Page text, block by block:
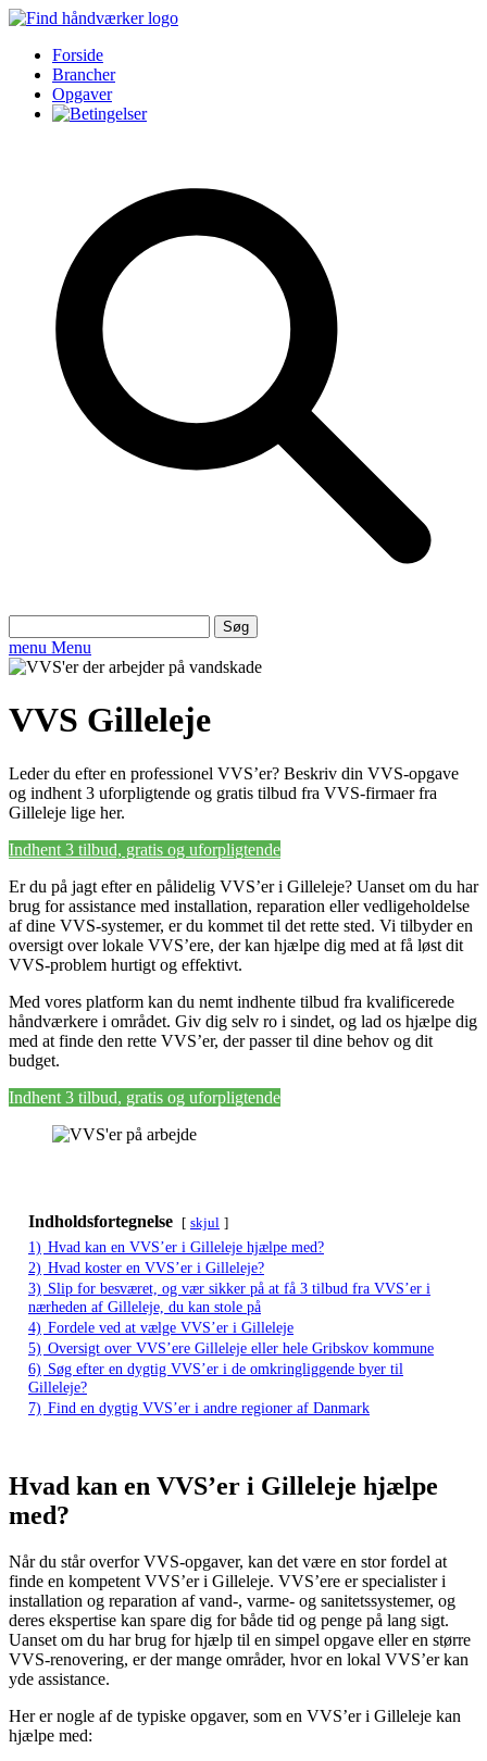
Forside
Brancher
Opgaver
efter:
menu Menu
VVS Gilleleje
Leder du efter en professionel VVS’er? Beskriv din VVS-opgave
og indhent 3 uforpligtende og gratis tilbud fra VVS-firmaer fra
Gilleleje lige her.
Indhent 3 tilbud, gratis og uforpligtende
Er du på jagt efter en pålidelig VVS’er i Gilleleje? Uanset om du har
brug for assistance med installation, reparation eller vedligeholdelse
af dine VVS-systemer, er du kommet til det rette sted. Vi tilbyder en
oversigt over lokale VVS’ere, der kan hjælpe dig med at få løst dit
VVS-problem hurtigt og effektivt.
Med vores platform kan du nemt indhente tilbud fra kvalificerede
håndværkere i området. Giv dig selv ro i sindet, og lad os hjælpe dig
med at finde den rette VVS’er, der passer til dine behov og dit
budget.
Indhent 3 tilbud, gratis og uforpligtende
Indholdsfortegnelse skjul
1) Hvad kan en VVS’er i Gilleleje hjælpe med?
2) Hvad koster en VVS’er i Gilleleje?
3) Slip for besværet, og vær sikker på at få 3 tilbud fra VVS’er i
nærheden af Gilleleje, du kan stole på
4) Fordele ved at vælge VVS’er i Gilleleje
5) Oversigt over VVS’ere Gilleleje eller hele Gribskov kommune
6) Søg efter en dygtig VVS’er i de omkringliggende byer til
Gilleleje?
7) Find en dygtig VVS’er i andre regioner af Danmark
Hvad kan en VVS’er i Gilleleje hjælpe
med?
Når du står overfor VVS-opgaver, kan det være en stor fordel at
finde en kompetent VVS’er i Gilleleje. VVS’ere er specialister i
installation og reparation af vand-, varme- og sanitetssystemer, og
deres ekspertise kan spare dig for både tid og penge på lang sigt.
Uanset om du har brug for hjælp til en simpel opgave eller en større
VVS-renovering, er der mange områder, hvor en lokal VVS’er kan
yde assistance.
Her er nogle af de typiske opgaver, som en VVS’er i Gilleleje kan
hjælpe med: